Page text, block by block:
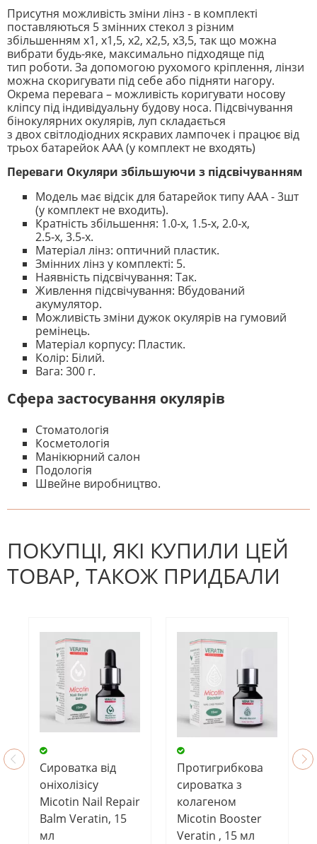
Присутня можливість зміни лінз - в комплекті
поставляються 5 змінних стекол з різним
збільшенням х1, х1,5, х2, х2,5, х3,5, так що можна
вибрати будь-яке, максимально підходяще під
тип роботи. За допомогою рухомого кріплення, лінзи
можна скоригувати під себе або підняти нагору.
Окрема перевага – можливість коригувати носову
кліпсу під індивідуальну будову носа. Підсвічування
бінокулярних окулярів, луп складається
з двох світлодіодних яскравих лампочек і працює від
трьох батарейок ААА (у комплект не входять)
Переваги Окуляри збільшуючи з підсвічуванням
Модель має відсік для батарейок типу ААА - 3шт
(у комплект не входить).
Кратність збільшення: 1.0‑х, 1.5‑х, 2.0‑х,
2.5‑х, 3.5‑х.
Матеріал лінз: оптичний пластик.
Змінних лінз у комплекті: 5.
Наявність підсвічування: Так.
Живлення підсвічування: Вбудований
акумулятор.
Можливість зміни дужок окулярів на гумовий
ремінець.
Матеріал корпусу: Пластик.
Колір: Білий.
Вага: 300 г.
Сфера застосування окулярів
Стоматологія
Косметологія
Манікюрний салон
Подологія
Швейне виробництво.
На даний час немає відгуків. Ви
ПОКУПЦІ, ЯКІ КУПИЛИ ЦЕЙ
ТОВАР, ТАКОЖ ПРИДБАЛИ
Cироватка від
оніхолізісу
Micotin Nail Repair
Balm Veratin, 15
мл
Протигрибкова
сироватка з
колагеном
Micotin Booster
Veratin , 15 мл